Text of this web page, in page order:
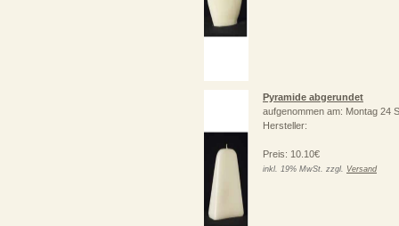
Pyramide abgerundet
aufgenommen am: Montag 24
Hersteller:
Preis: 10.10€
inkl. 19% MwSt. zzgl. Versand